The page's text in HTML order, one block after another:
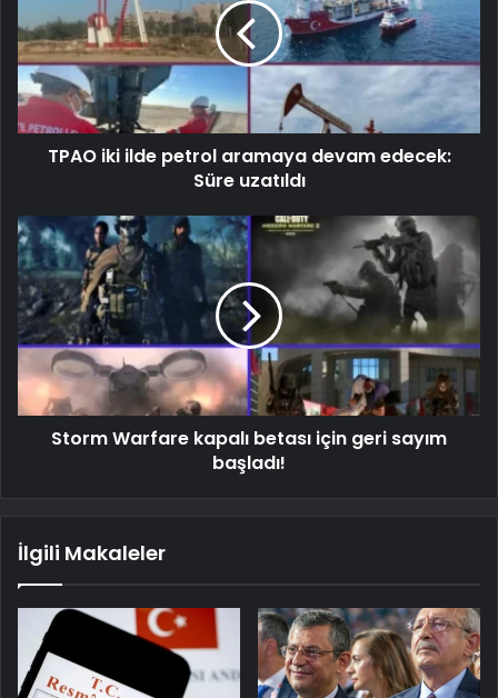
TPAO iki ilde petrol aramaya devam edecek:
Süre uzatıldı
Storm Warfare kapalı betası için geri sayım
başladı!
İlgili Makaleler